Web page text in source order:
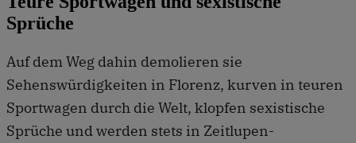
Sprüche
Auf dem Weg dahin demolieren sie
Sehenswürdigkeiten in Florenz, kurven in teuren
Sportwagen durch die Welt, klopfen sexistische
Sprüche und werden stets in Zeitlupen-